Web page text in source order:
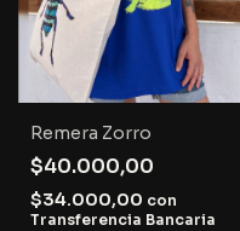
Remera Zorro
$40.000,00
$34.000,00 con
Transferencia Bancaria